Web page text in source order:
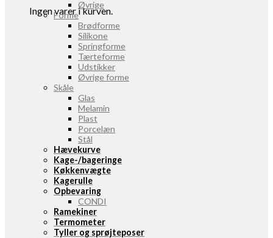
Ingen varer i kurven.
Øvrige
Forme
Brødforme
Silikone
Springforme
Tærteforme
Udstikker
Øvrige forme
Skåle
Glas
Melamin
Plast
Porcelæn
Stål
Hævekurve
Kage-/bageringe
Køkkenvægte
Kagerulle
Opbevaring
CONDI
Ramekiner
Termometer
Tyller og sprøjteposer